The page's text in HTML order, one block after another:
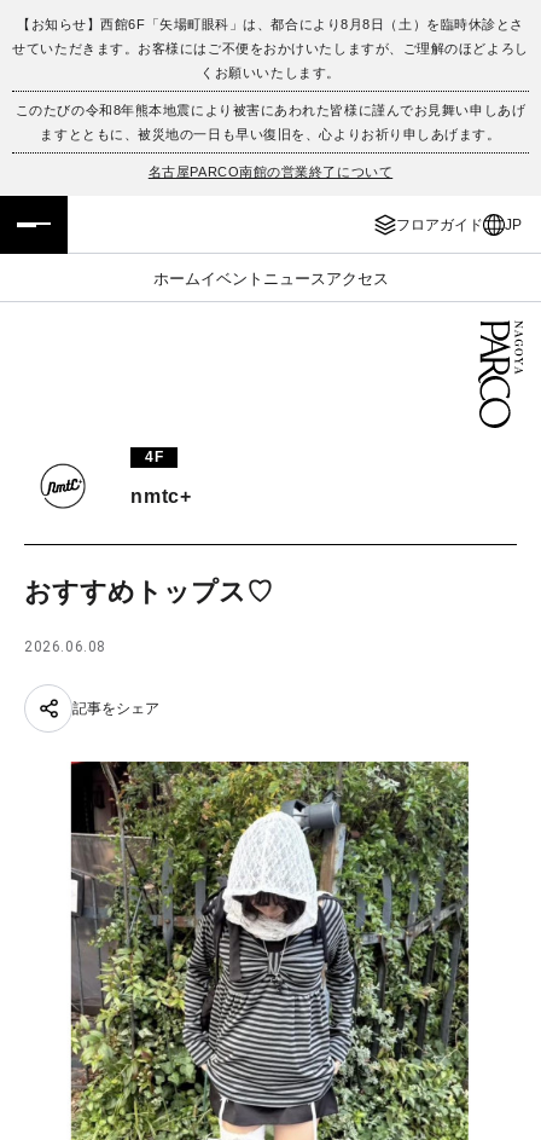
【お知らせ】西館6F「矢場町眼科」は、都合により8月8日（土）を臨時休診とさ
せていただきます。お客様にはご不便をおかけいたしますが、ご理解のほどよろし
くお願いいたします。
このたびの令和8年熊本地震により被害にあわれた皆様に謹んでお見舞い申しあげ
ますとともに、被災地の一日も早い復旧を、心よりお祈り申しあげます。
名古屋PARCO南館の営業終了について
フロアガイド JP
ホームイベント ニュース アクセス
施設案内・アクセス
レストラン・カフェ
PARCOメンバーズ
JP
繁体字
ภาษาไทย
4F
nmtc+
おすすめトップス♡
2026.06.08
記事をシェア